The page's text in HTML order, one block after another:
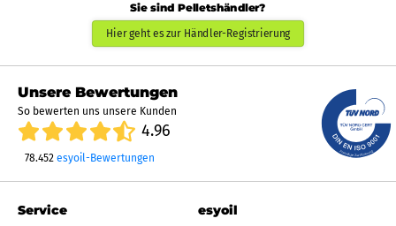
Sie sind Pelletshändler?
Hier geht es zur Händler-Registrierung
Unsere Bewertungen
So bewerten uns unsere Kunden
4.96
78.452 esyoil-Bewertungen
Service esyoil